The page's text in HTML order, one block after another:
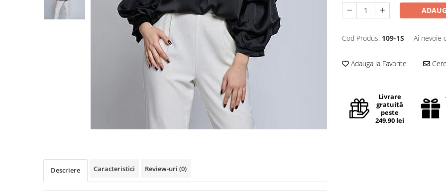
Cod Produs: 109-1S Ai nevoie
Adauga la Favorite
Livrare
gratuită
peste
249.90 lei
Descriere Caracteristici Review-uri (0)